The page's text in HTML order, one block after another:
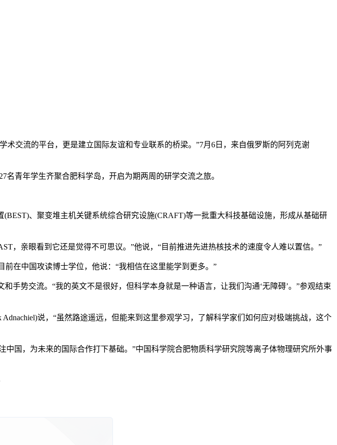
交流的平台，更是建立国际友谊和专业联系的桥梁。”7月6日，来自俄罗斯的阿列克谢
青年学生齐聚合肥科学岛，开启为期两周的研学交流之旅。
、聚变堆主机关键系统综合研究设施(CRAFT)等一批重大科技基础设施，形成从基础研
亲眼看到它还是觉得不可思议。”他说，“目前推进先进热核技术的速度令人难以置信。”
在中国攻读博士学位，他说：“我相信在这里能学到更多。”
势交流。“我的英文不是很好，但科学本身就是一种语言，让我们沟通‘无障碍’。”参观结束
说，“虽然路途遥远，但能来到这里参观学习，了解科学家们如何应对极端挑战，这个
，为未来的国际合作打下基础。”中国科学院合肥物质科学研究院等离子体物理研究所外事